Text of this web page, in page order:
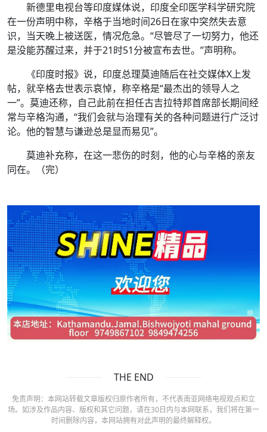
新德里电视台等印度媒体说，印度全印医学科学研究院
在一份声明中称，辛格于当地时间26日在家中突然失去意
识，当天晚上被送医，情况危急。“尽管尽了一切努力，他还
是没能苏醒过来，并于21时51分被宣布去世。”声明称。
《印度时报》说，印度总理莫迪随后在社交媒体X上发
帖，就辛格去世表示哀悼，称辛格是“最杰出的领导人之
一”。莫迪还称，自己此前在担任古吉拉特邦首席部长期间经
常与辛格沟通，“我们会就与治理有关的各种问题进行广泛讨
论。他的智慧与谦逊总是显而易见”。
莫迪补充称，在这一悲伤的时刻，他的心与辛格的亲友
同在。（完）
THE END
免责声明：本网站转载文章版权归原作者所有，不代表南亚网络电视观点和立
场。如涉及作品内容、版权和其它问题，请在30日内与本网联系，我们将在第一
时间删除内容，本网站拥有对此声明的最终解释权。